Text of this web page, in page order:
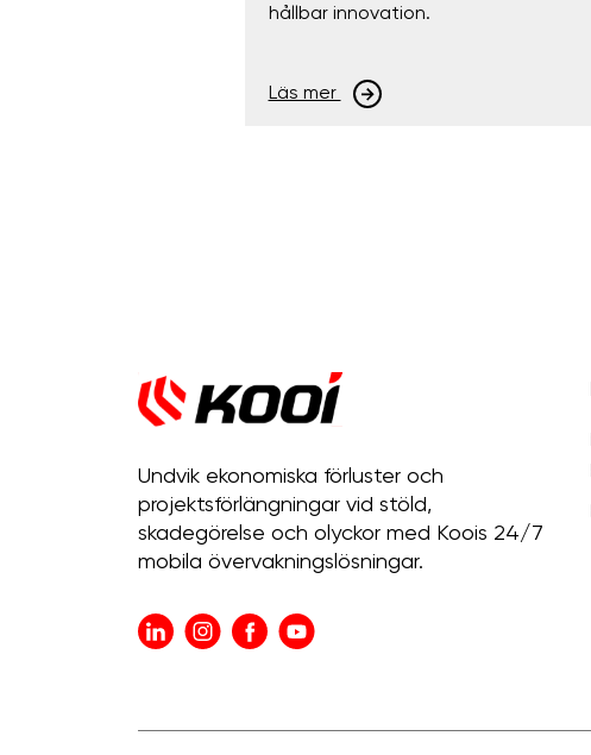
hållbar innovation.
Läs mer
Undvik ekonomiska förluster och
projektsförlängningar vid stöld,
skadegörelse och olyckor med Koois 24/7
mobila övervakningslösningar.